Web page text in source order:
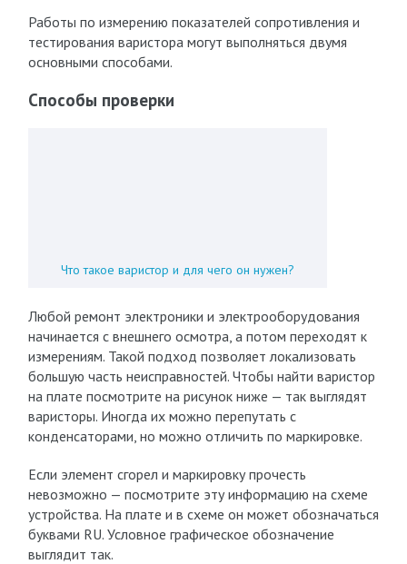
Работы по измерению показателей сопротивления и
тестирования варистора могут выполняться двумя
основными способами.
Способы проверки
Что такое варистор и для чего он нужен?
Любой ремонт электроники и электрооборудования
начинается с внешнего осмотра, а потом переходят к
измерениям. Такой подход позволяет локализовать
большую часть неисправностей. Чтобы найти варистор
на плате посмотрите на рисунок ниже — так выглядят
варисторы. Иногда их можно перепутать с
конденсаторами, но можно отличить по маркировке.
Если элемент сгорел и маркировку прочесть
невозможно — посмотрите эту информацию на схеме
устройства. На плате и в схеме он может обозначаться
буквами RU. Условное графическое обозначение
выглядит так.